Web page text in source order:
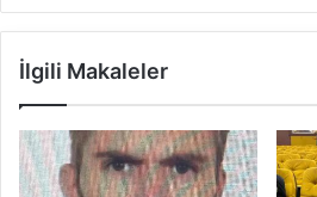
İlgili Makaleler